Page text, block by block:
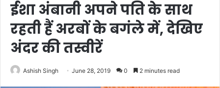
ईशा अंबानी अपने पति के साथ
रहती हैं अरबों के बगंले में, देखिए
अंदर की तस्वीरें
Ashish Singh June 28, 2019 0 2 minutes read